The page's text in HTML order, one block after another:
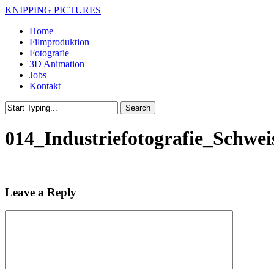
Skip
main
content
KNIPPING PICTURES
Menu
Home
Filmproduktion
Fotografie
3D Animation
Jobs
Kontakt
Search
Search
Leave a Reply